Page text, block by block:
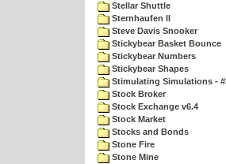
Stellar Shuttle
Sternhaufen II
Steve Davis Snooker
Stickybear Basket Bounce
Stickybear Numbers
Stickybear Shapes
Stimulating Simulations -
Stock Broker
Stock Exchange v6.4
Stock Market
Stocks and Bonds
Stone Fire
Stone Mine